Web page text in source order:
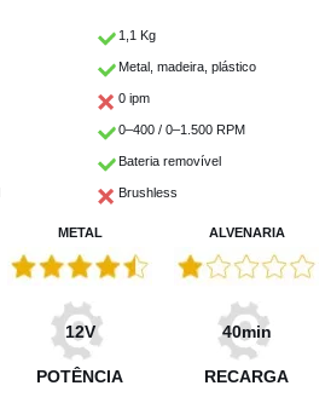
1,1 Kg
Metal, madeira, plástico
0 ipm
0–400 / 0–1.500 RPM
Bateria removível
Brushless
METAL ALVENARIA
12V
POTÊNCIA
40min
RECARGA